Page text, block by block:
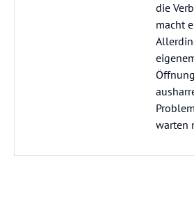
die
macht
warten